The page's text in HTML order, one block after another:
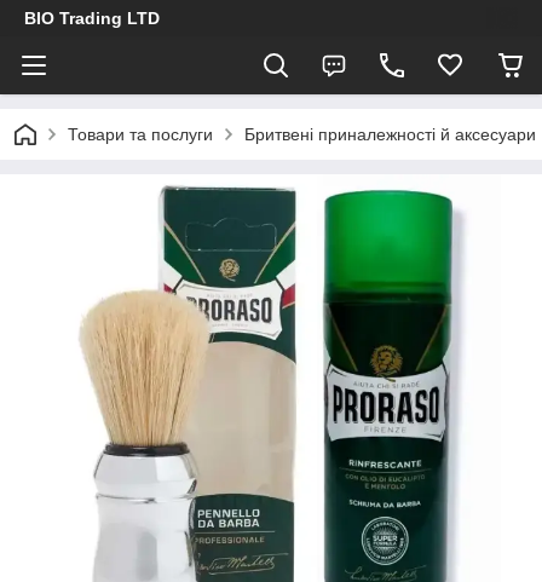
BIO Trading LTD
Товари та послуги Бритвені приналежності й аксесуари